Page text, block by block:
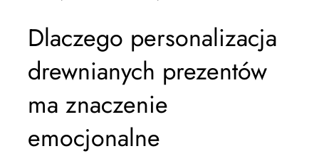
Dlaczego personalizacja
drewnianych prezentów
ma znaczenie
emocjonalne